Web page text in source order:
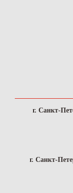
г. Санкт-
г. Санкт-